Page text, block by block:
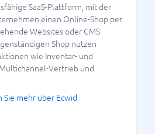
SaaS-Plattform, mit der
einen Online-Shop per
Websites oder CMS
Shop nutzen
wie Inventar- und
Vertrieb und
Sie mehr über Ecwid